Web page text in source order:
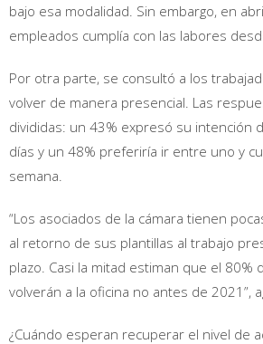
bajo esa modalidad. Sin embargo, en
empleados cumplía con las labores
Por otra parte, se consultó a los
volver de manera presencial. Las
divididas: un 43% expresó su intención
días y un 48% preferiría ir entre uno y
semana.
“Los asociados de la cámara tienen
al retorno de sus plantillas al trabajo
plazo. Casi la mitad estiman que el 80%
volverán a la oficina no antes de 2021”,
¿Cuándo esperan recuperar el nivel de